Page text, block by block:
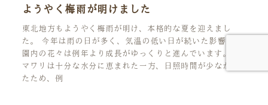
ようやく梅雨が明けました
東北地方もようやく梅雨が明け、本格的な夏を迎えまし
た。 今年は雨の日が多く、気温の低い日が続いた影響で、
園内の花々は例年より成長がゆっくりと進んでいます。 ヒ
マワリは十分な水分に恵まれた一方、日照時間が少なかっ
たため、例